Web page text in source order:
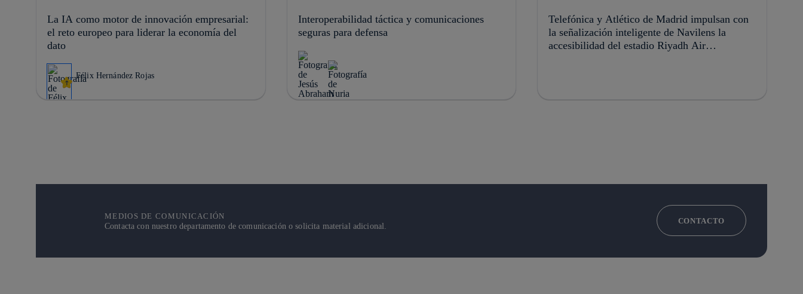
La IA como motor de innovación empresarial:
el reto europeo para liderar la economía del
dato
Félix Hernández Rojas
Interoperabilidad táctica y comunicaciones
seguras para defensa
Telefónica y Atlético de Madrid impulsan con
la señalización inteligente de Navilens la
accesibilidad del estadio Riyadh Air
MEDIOS DE COMUNICACIÓN
Contacta con nuestro departamento de comunicación o solicita material adicional.
CONTACTO